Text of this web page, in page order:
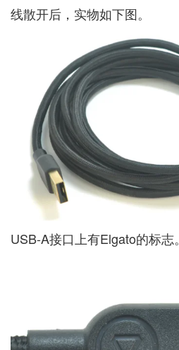
线散开后，实物如下图。
USB-A接口上有Elgato的标志。